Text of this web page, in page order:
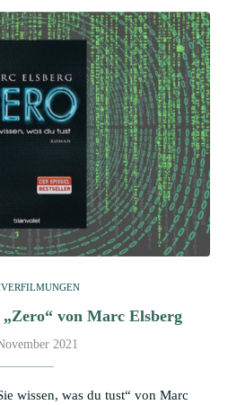
von Marc Elsberg
2021
wissen, was du tust“ von Marc